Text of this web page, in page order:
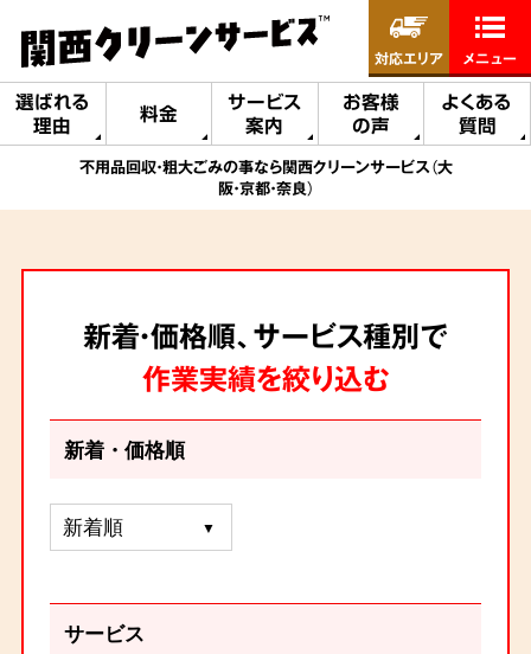
選ばれる
理由
料金
サービス
案内
お客様
の声
よくある
質問
対応エリア メニュー
不用品回収・粗大ごみの事なら関西クリーンサービス（大
阪・京都・奈良）
新着・価格順、サービス種別で
作業実績を絞り込む
新着・価格順
サービス